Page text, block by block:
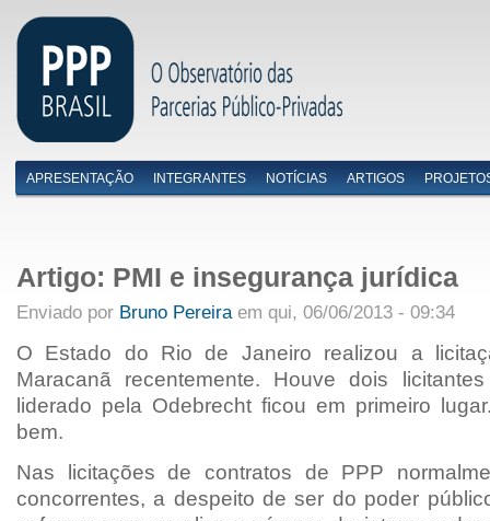
Menu primário
APRESENTAÇÃO INTEGRANTES NOTÍCIAS ARTIGOS
Artigo: PMI e insegurança jurídica
Enviado por Bruno Pereiraem qui, 06/06/2013 - 09:34
O Estado do Rio de Janeiro realizou a
Maracanã recentemente. Houve dois
liderado pela Odebrecht ficou em primeiro
bem.
Nas licitações de contratos de PPP
concorrentes, a despeito de ser do poder